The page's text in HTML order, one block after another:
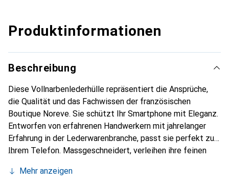
Produktinformationen
Beschreibung
Diese Vollnarbenlederhülle repräsentiert die Ansprüche,
die Qualität und das Fachwissen der französischen
Boutique Noreve. Sie schützt Ihr Smartphone mit Eleganz.
Entworfen von erfahrenen Handwerkern mit jahrelanger
Erfahrung in der Lederwarenbranche, passt sie perfekt zu
Ihrem Telefon. Massgeschneidert, verleihen ihre feinen
und unverzichtbaren Accessoire für Ihr Smartphone. Die
Mehr anzeigen